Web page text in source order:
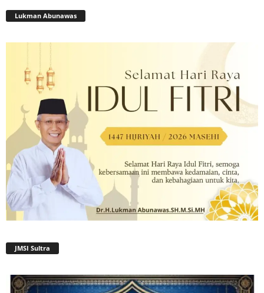
Lukman Abunawas
JMSI Sultra